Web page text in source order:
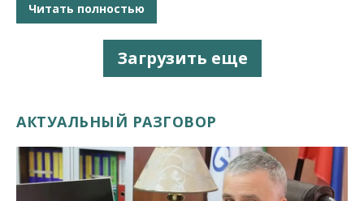
Читать полностью
Загрузить еще
АКТУАЛЬНЫЙ РАЗГОВОР